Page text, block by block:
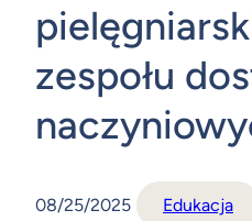
zespołu
08/25/2025 Edukacja